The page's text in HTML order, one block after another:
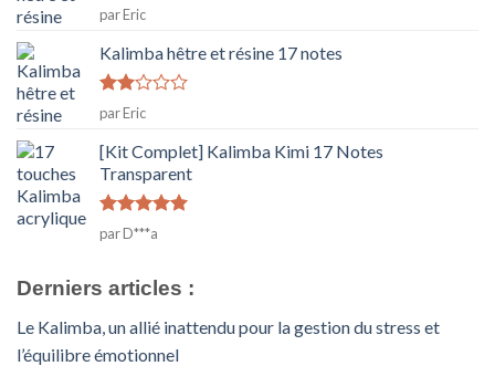
Note5
5
par Eric
Kalimba hêtre et résine 17 notes
Note
2
sur
5
par Eric
[Kit Complet] Kalimba Kimi 17 Notes
Transparent
Note5sur
5
par D***a
Derniers articles :
Le Kalimba, un allié inattendu pour la gestion du stress et
l’équilibre émotionnel